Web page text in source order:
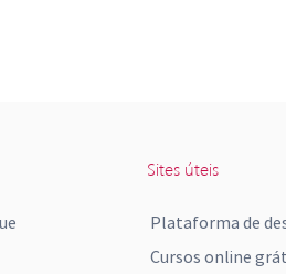
Sites úteis
Plataforma de
Cursos online